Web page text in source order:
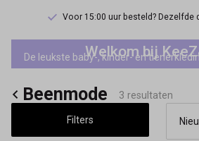
Voor 15:00 uur besteld? Dezelfde
Beenmode
Keez&Co
Welkom bij
De leukste baby-, kinder- en
Beenmode 3 resultaten
Filters